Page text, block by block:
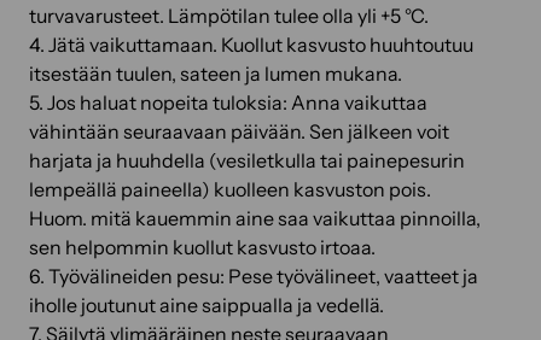
turvavarusteet. Lämpötilan tulee olla yli +5 °C.
4. Jätä vaikuttamaan. Kuollut kasvusto huuhtoutuu
itsestään tuulen, sateen ja lumen mukana.
5. Jos haluat nopeita tuloksia: Anna vaikuttaa
vähintään seuraavaan päivään. Sen jälkeen voit
harjata ja huuhdella (vesiletkulla tai painepesurin
lempeällä paineella) kuolleen kasvuston pois.
Huom. mitä kauemmin aine saa vaikuttaa pinnoilla,
sen helpommin kuollut kasvusto irtoaa.
6. Työvälineiden pesu: Pese työvälineet, vaatteet ja
iholle joutunut aine saippualla ja vedellä.
7. Säilytä ylimääräinen neste seuraavaan